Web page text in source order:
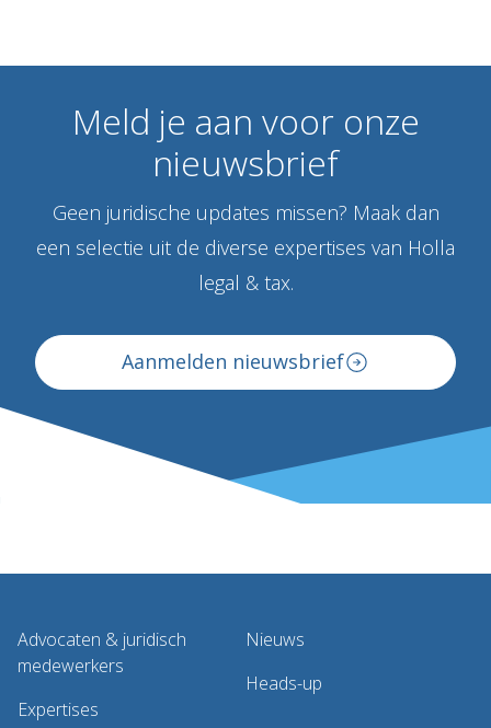
Meld je aan voor onze
nieuwsbrief
Geen juridische updates missen? Maak dan
een selectie uit de diverse expertises van Holla
legal & tax.
Aanmelden nieuwsbrief
Advocaten & juridisch
medewerkers
Expertises
Nieuws
Heads-up